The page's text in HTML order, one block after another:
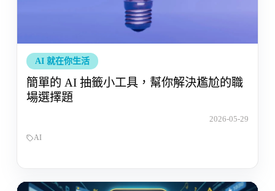
AI 就在你生活
簡單的 AI 抽籤小工具，幫你解決尷尬的職
場選擇題
2026-05-29
AI